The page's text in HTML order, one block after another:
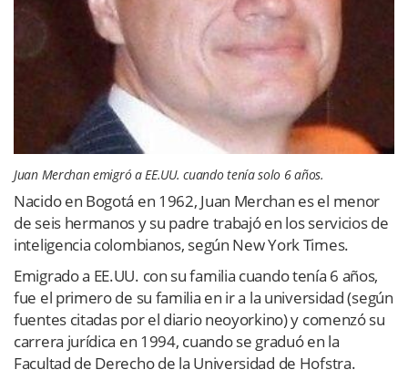
Juan Merchan emigró a EE.UU. cuando tenía solo 6 años.
Nacido en Bogotá en 1962, Juan Merchan es el menor
de seis hermanos y su padre trabajó en los servicios de
inteligencia colombianos, según New York Times.
Emigrado a EE.UU. con su familia cuando tenía 6 años,
fue el primero de su familia en ir a la universidad (según
fuentes citadas por el diario neoyorkino) y comenzó su
carrera jurídica en 1994, cuando se graduó en la
Facultad de Derecho de la Universidad de Hofstra.